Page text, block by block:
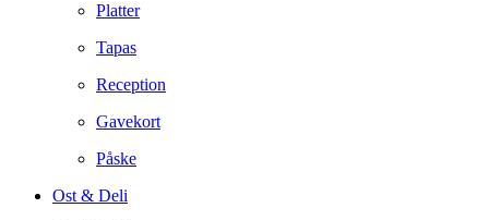
Platter
Tapas
Reception
Gavekort
Påske
Ost & Deli